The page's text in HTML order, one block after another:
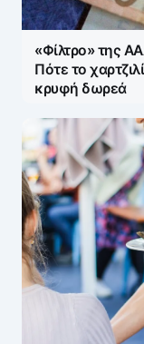
«Φίλτρο» της
Πότε το
κρυφή δωρεά